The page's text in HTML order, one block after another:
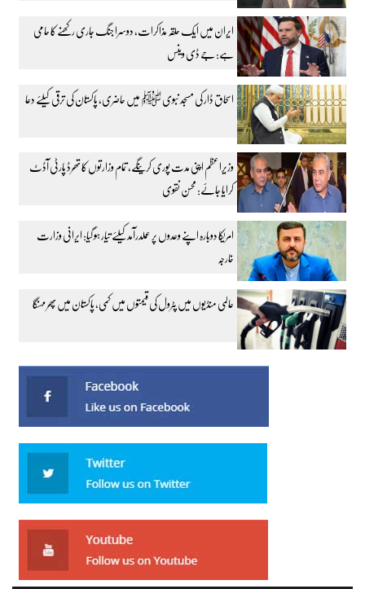
ایران میں ایک حلقہ مذاکرات، دوسرا جنگ جاری رکھنے کا حامی
ہے: جے ڈی وینس
اسحاق ڈار کی مسجد نبوی ﷺ میں حاضری، پاکستان کی ترقی کیلئے دعا
وزیراعظم اپنی مدت پوری کرینگے، تمام وزارتوں کا تھرڈ پارٹی آڈٹ
کرایا جائے: محسن نقوی
امریکا دوبارہ اپنے وعدوں پر عملدرآمد کیلئے تیار ہو گیا: ایرانی وزارت
خارجہ
عالمی منڈیوں میں پٹرول کی قیمتوں میں کمی، پاکستان میں پھر مہنگا